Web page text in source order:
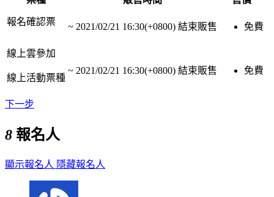
報名確認票 ~ 2021/02/21 16:30(+0800) 結束販售 免費
線上雲參加
線上活動票種
~ 2021/02/21 16:30(+0800) 結束販售 免費
下一步
8 報名人
顯示報名人 隱藏報名人